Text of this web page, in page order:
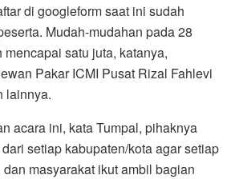
di googleform saat ini sudah
Mudah-mudahan pada 28
satu juta, katanya,
Pakar ICMI Pusat Rizal Fahlevi
lainnya.
acara ini, kata Tumpal, pihaknya
setiap kabupaten/kota agar setiap
masyarakat ikut ambil bagian